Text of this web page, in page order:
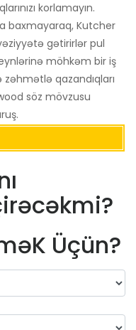
korlamayın.
baxmayaraq, Kutcher
gətirirlər pul
möhkəm bir iş
qazandıqları
söz mövzusu
Üçün?